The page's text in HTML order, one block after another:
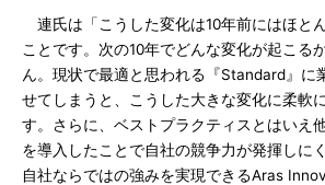
連氏は「こうした変化は10年前にはほと
ことです。次の10年でどんな変化が起こる
ん。現状で最適と思われる『Standard』に
せてしまうと、こうした大きな変化に柔軟
す。さらに、ベストプラクティスとはいえ
を導入したことで自社の競争力が発揮しに
自社ならではの強みを実現できるAras